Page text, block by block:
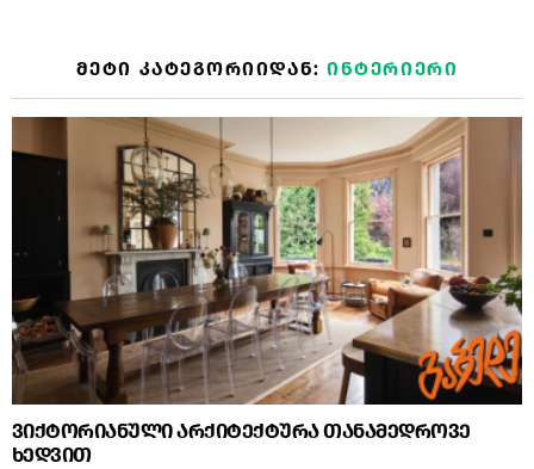
ᲛᲔᲢᲘ ᲙᲐᲢᲔᲒᲝᲠᲘᲘᲓᲐᲜ:ᲘᲜᲢᲔᲠᲘᲔᲠᲘ
ვიქტორიანული არქიტექტურა თანამედროვე
ხედვით